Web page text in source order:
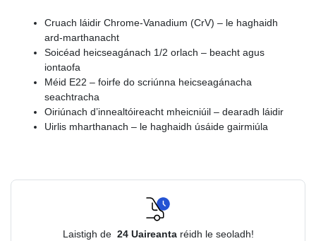
Cruach láidir Chrome-Vanadium (CrV) – le haghaidh
ard-marthanacht
Soicéad heicseagánach 1/2 orlach – beacht agus
iontaofa
Méid E22 – foirfe do scriúnna heicseagánacha
seachtracha
Oiriúnach d’innealtóireacht mheicniúil – dearadh láidir
Uirlis mharthanach – le haghaidh úsáide gairmiúla
Laistigh de 24 Uaireanta réidh le seoladh!